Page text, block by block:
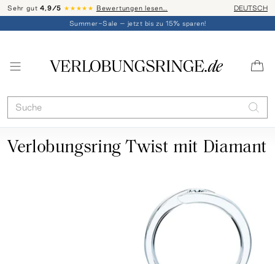
Sehr gut4,9/5 ★★★★★ Bewertungen lesen… Telefon-
DEUTSCH
Summer-Sale – jetzt bis zu 15% sparen!
Verlobungsring Twist mit Diamant